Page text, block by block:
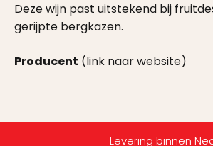
Deze wijn past uitstekend bij
gerijpte bergkazen.
Producent (link naar website)
Levering binnen